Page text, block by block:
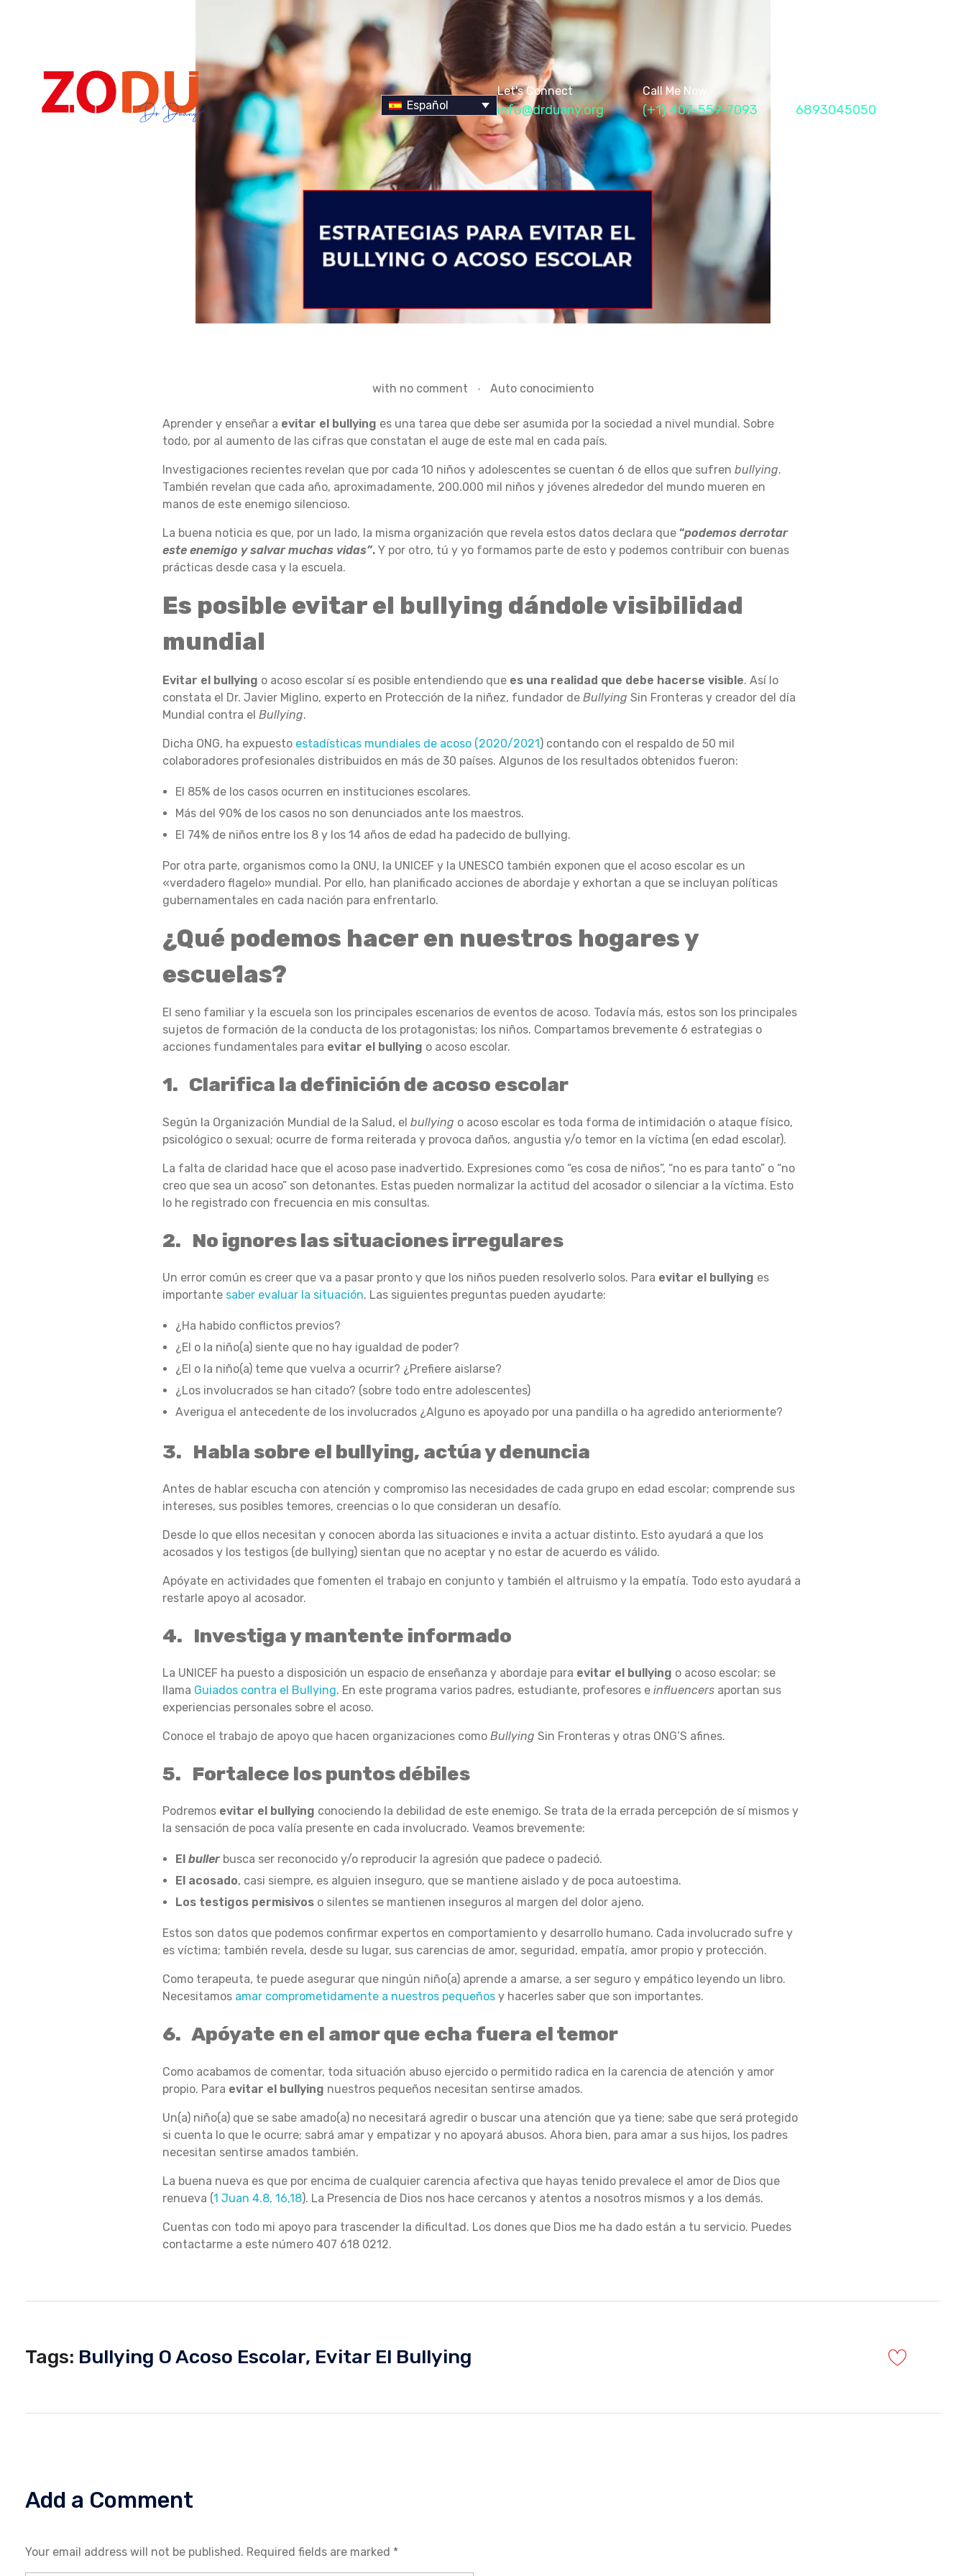
Español
Let's Connect
info@drduany.org
Call Me Now
(+1) 407-559-7093 6893045050
E
S
T
R
A
T
E
G
I
A
S
P
A
R
A
E
V
I
T
A
R
E
L
B
U
L
L
Y
I
N
G
O
A
C
S
C
with no comment Auto conocimiento
Aprender y enseñar a evitar el bullying es una tarea que debe ser asumida por la sociedad a nivel mundial. Sobre
todo, por al aumento de las cifras que constatan el auge de este mal en cada país.
Investigaciones recientes revelan que por cada 10 niños y adolescentes se cuentan 6 de ellos que sufrenbullying.
También revelan que cada año, aproximadamente, 200.000 mil niños y jóvenes alrededor del mundo mueren en
manos de este enemigo silencioso.
La buena noticia es que, por un lado, la misma organización que revela estos datos declara que“podemos derrotar
este enemigo y salvar muchas vidas”. Y por otro, tú y yo formamos parte de esto y podemos contribuir con buenas
prácticas desde casa y la escuela.
Es posible evitar el bullying dándole visibilidad
mundial
Evitar el bullying o acoso escolar sí es posible entendiendo que es una realidad que debe hacerse visible. Así lo
constata el Dr. Javier Miglino, experto en Protección de la niñez, fundador deBullying Sin Fronteras y creador del día
Mundial contra elBullying.
Dicha ONG, ha expuesto estadísticas mundiales de acoso (2020/2021) contando con el respaldo de 50 mil
colaboradores profesionales distribuidos en más de 30 países. Algunos de los resultados obtenidos fueron:
El 85% de los casos ocurren en instituciones escolares.
Más del 90% de los casos no son denunciados ante los maestros.
El 74% de niños entre los 8 y los 14 años de edad ha padecido de bullying.
Por otra parte, organismos como la ONU, la UNICEF y la UNESCO también exponen que el acoso escolar es un
«verdadero flagelo» mundial. Por ello, han planificado acciones de abordaje y exhortan a que se incluyan políticas
gubernamentales en cada nación para enfrentarlo.
¿Qué podemos hacer en nuestros hogares y
escuelas?
El seno familiar y la escuela son los principales escenarios de eventos de acoso. Todavía más, estos son los principales
sujetos de formación de la conducta de los protagonistas; los niños. Compartamos brevemente 6 estrategias o
acciones fundamentales para evitar el bullying o acoso escolar.
1. Clarifica la definición de acoso escolar
Según la Organización Mundial de la Salud, elbullying o acoso escolar es toda forma de intimidación o ataque físico,
psicológico o sexual; ocurre de forma reiterada y provoca daños, angustia y/o temor en la víctima (en edad escolar).
La falta de claridad hace que el acoso pase inadvertido. Expresiones como “es cosa de niños”, “no es para tanto” o “no
creo que sea un acoso” son detonantes. Estas pueden normalizar la actitud del acosador o silenciar a la víctima. Esto
lo he registrado con frecuencia en mis consultas.
2. No ignores las situaciones irregulares
Un error común es creer que va a pasar pronto y que los niños pueden resolverlo solos. Para evitar el bullying es
importante saber evaluar la situación. Las siguientes preguntas pueden ayudarte:
¿Ha habido conflictos previos?
¿El o la niño(a) siente que no hay igualdad de poder?
¿El o la niño(a) teme que vuelva a ocurrir? ¿Prefiere aislarse?
¿Los involucrados se han citado? (sobre todo entre adolescentes)
Averigua el antecedente de los involucrados ¿Alguno es apoyado por una pandilla o ha agredido anteriormente?
3. Habla sobre el bullying, actúa y denuncia
Antes de hablar escucha con atención y compromiso las necesidades de cada grupo en edad escolar; comprende sus
intereses, sus posibles temores, creencias o lo que consideran un desafío.
Desde lo que ellos necesitan y conocen aborda las situaciones e invita a actuar distinto. Esto ayudará a que los
acosados y los testigos (de bullying) sientan que no aceptar y no estar de acuerdo es válido.
Apóyate en actividades que fomenten el trabajo en conjunto y también el altruismo y la empatía. Todo esto ayudará a
restarle apoyo al acosador.
4. Investiga y mantente informado
La UNICEF ha puesto a disposición un espacio de enseñanza y abordaje para evitar el bullying o acoso escolar; se
llama Guiados contra el Bullying. En este programa varios padres, estudiante, profesores einfluencers aportan sus
experiencias personales sobre el acoso.
Conoce el trabajo de apoyo que hacen organizaciones comoBullying Sin Fronteras y otras ONG’S afines.
5. Fortalece los puntos débiles
Podremos evitar el bullying conociendo la debilidad de este enemigo. Se trata de la errada percepción de sí mismos y
la sensación de poca valía presente en cada involucrado. Veamos brevemente:
El bullerbusca ser reconocido y/o reproducir la agresión que padece o padeció.
El acosado, casi siempre, es alguien inseguro, que se mantiene aislado y de poca autoestima.
Los testigos permisivoso silentes se mantienen inseguros al margen del dolor ajeno.
Estos son datos que podemos confirmar expertos en comportamiento y desarrollo humano. Cada involucrado sufre y
es víctima; también revela, desde su lugar, sus carencias de amor, seguridad, empatía, amor propio y protección.
Como terapeuta, te puede asegurar que ningún niño(a) aprende a amarse, a ser seguro y empático leyendo un libro.
Necesitamos amar comprometidamente a nuestros pequeños y hacerles saber que son importantes.
6. Apóyate en el amor que echa fuera el temor
Como acabamos de comentar, toda situación abuso ejercido o permitido radica en la carencia de atención y amor
propio. Para evitar el bullying nuestros pequeños necesitan sentirse amados.
Un(a) niño(a) que se sabe amado(a) no necesitará agredir o buscar una atención que ya tiene; sabe que será protegido
si cuenta lo que le ocurre; sabrá amar y empatizar y no apoyará abusos. Ahora bien, para amar a sus hijos, los padres
necesitan sentirse amados también.
La buena nueva es que por encima de cualquier carencia afectiva que hayas tenido prevalece el amor de Dios que
renueva (1 Juan 4.8, 16,18). La Presencia de Dios nos hace cercanos y atentos a nosotros mismos y a los demás.
Cuentas con todo mi apoyo para trascender la dificultad. Los dones que Dios me ha dado están a tu servicio. Puedes
contactarme a este número 407 618 0212.
Tags: Bullying O Acoso Escolar, Evitar El Bullying
Add a Comment
Your email address will not be published. Required fields are marked *